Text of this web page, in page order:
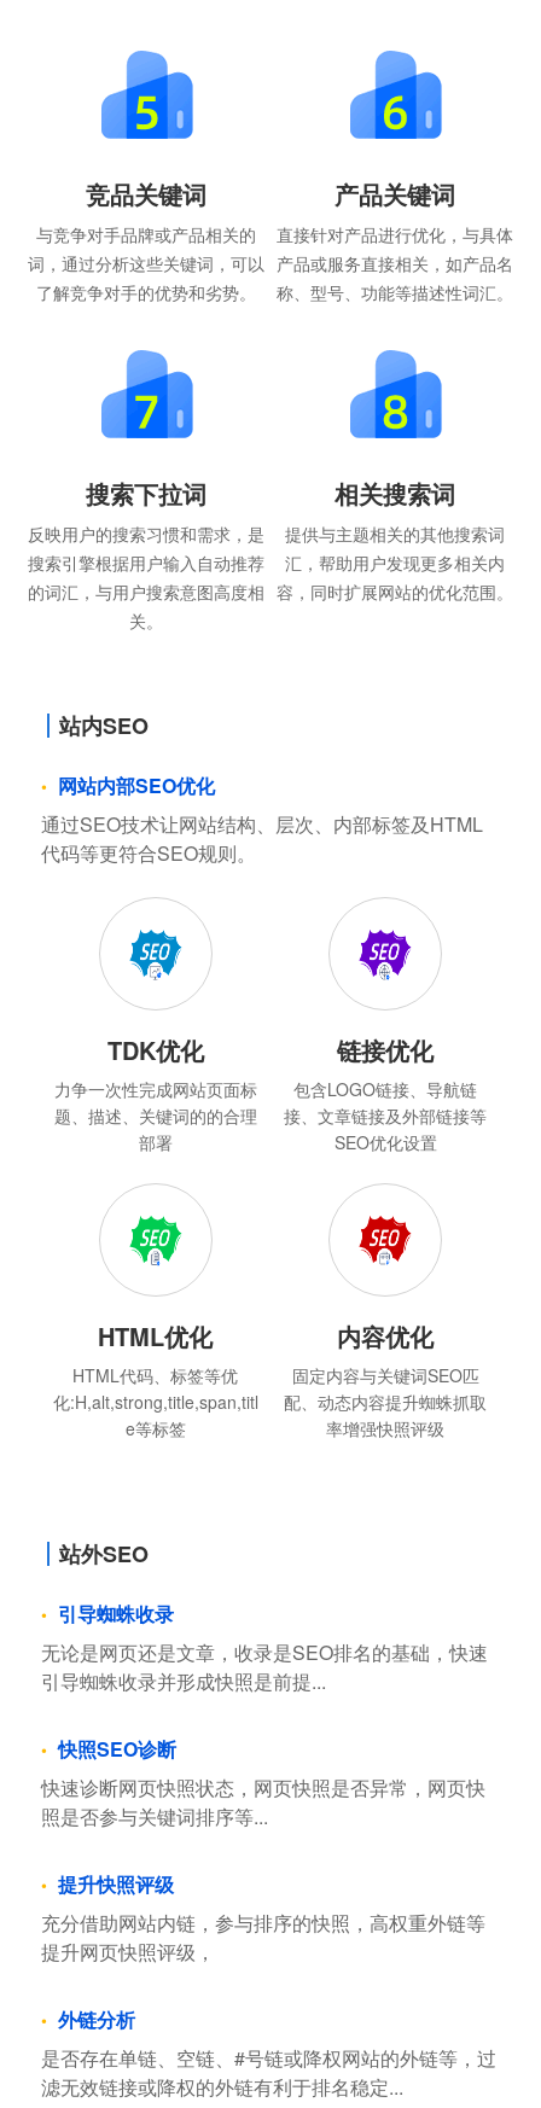
竞品关键词
与竞争对手品牌或产品相关的
词，通过分析这些关键词，可以
了解竞争对手的优势和劣势。
产品关键词
直接针对产品进行优化，与具体
产品或服务直接相关，如产品名
称、型号、功能等描述性词汇。
搜索下拉词
反映用户的搜索习惯和需求，是
搜索引擎根据用户输入自动推荐
的词汇，与用户搜索意图高度相
关。
相关搜索词
提供与主题相关的其他搜索词
汇，帮助用户发现更多相关内
容，同时扩展网站的优化范围。
站内SEO
网站内部SEO优化
通过SEO技术让网站结构、层次、内部标签及HTML
代码等更符合SEO规则。
TDK优化
力争一次性完成网站页面标
题、描述、关键词的的合理
部署
链接优化
包含LOGO链接、导航链
接、文章链接及外部链接等
SEO优化设置
HTML优化
HTML代码、标签等优
化:H,alt,strong,title,span,titl
e等标签
内容优化
固定内容与关键词SEO匹
配、动态内容提升蜘蛛抓取
率增强快照评级
站外SEO
引导蜘蛛收录
无论是网页还是文章，收录是SEO排名的基础，快速
引导蜘蛛收录并形成快照是前提...
快照SEO诊断
快速诊断网页快照状态，网页快照是否异常，网页快
照是否参与关键词排序等...
提升快照评级
充分借助网站内链，参与排序的快照，高权重外链等
提升网页快照评级，
外链分析
是否存在单链、空链、#号链或降权网站的外链等，过
滤无效链接或降权的外链有利于排名稳定...